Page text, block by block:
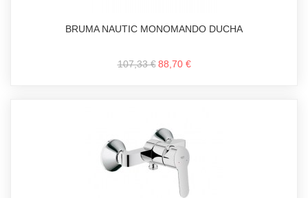
BRUMA NAUTIC MONOMANDO DUCHA
107,33 € 88,70 €